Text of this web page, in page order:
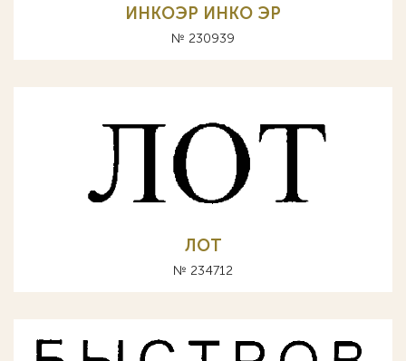
ИНКОЭР ИНКО ЭР
№ 230939
ЛОТ
№ 234712